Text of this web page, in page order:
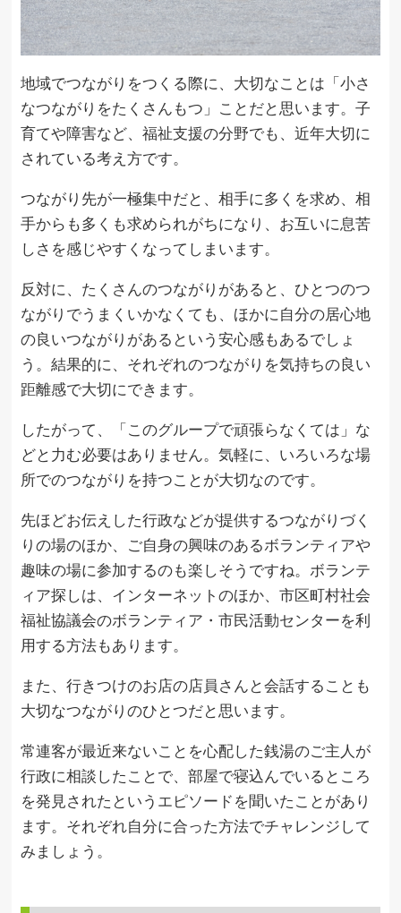
地域でつながりをつくる際に、大切なことは「小さ
なつながりをたくさんもつ」ことだと思います。子
育てや障害など、福祉支援の分野でも、近年大切に
されている考え方です。
つながり先が一極集中だと、相手に多くを求め、相
手からも多くも求められがちになり、お互いに息苦
しさを感じやすくなってしまいます。
反対に、たくさんのつながりがあると、ひとつのつ
ながりでうまくいかなくても、ほかに自分の居心地
の良いつながりがあるという安心感もあるでしょ
う。結果的に、それぞれのつながりを気持ちの良い
距離感で大切にできます。
したがって、「このグループで頑張らなくては」な
どと力む必要はありません。気軽に、いろいろな場
所でのつながりを持つことが大切なのです。
先ほどお伝えした行政などが提供するつながりづく
りの場のほか、ご自身の興味のあるボランティアや
趣味の場に参加するのも楽しそうですね。ボランテ
ィア探しは、インターネットのほか、市区町村社会
福祉協議会のボランティア・市民活動センターを利
用する方法もあります。
また、行きつけのお店の店員さんと会話することも
大切なつながりのひとつだと思います。
常連客が最近来ないことを心配した銭湯のご主人が
行政に相談したことで、部屋で寝込んでいるところ
を発見されたというエピソードを聞いたことがあり
ます。それぞれ自分に合った方法でチャレンジして
みましょう。